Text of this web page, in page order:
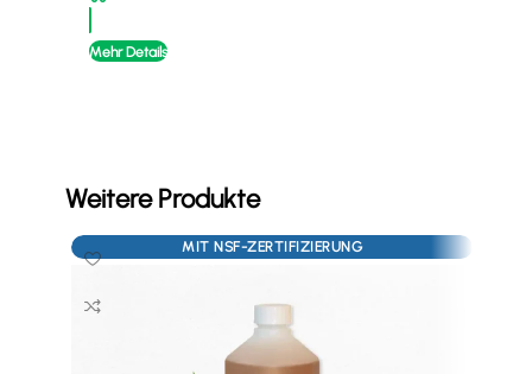
Mehr Details
Weitere Produkte
MIT NSF-ZERTIFIZIERUNG